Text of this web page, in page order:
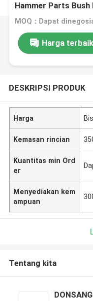
Hammer Parts
Made DS10B
Harga terbaik
DESKRIPSI PRODUK
Harga
Kemasan rincian
Kuantitas min Ord
er
Menyediakan kem
ampuan
Tentang kita